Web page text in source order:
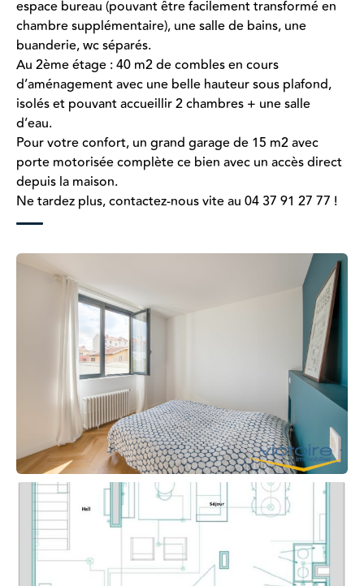
espace bureau (pouvant être facilement transformé en
chambre supplémentaire), une salle de bains, une
buanderie, wc séparés.
Au 2ème étage : 40 m2 de combles en cours
d’aménagement avec une belle hauteur sous plafond,
isolés et pouvant accueillir 2 chambres + une salle
d’eau.
Pour votre confort, un grand garage de 15 m2 avec
porte motorisée complète ce bien avec un accès direct
depuis la maison.
Ne tardez plus, contactez-nous vite au 04 37 91 27 77 !